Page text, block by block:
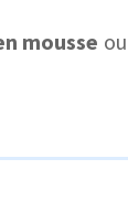
mousse ou